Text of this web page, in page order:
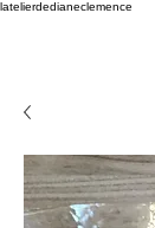
latelierdedianeclemence